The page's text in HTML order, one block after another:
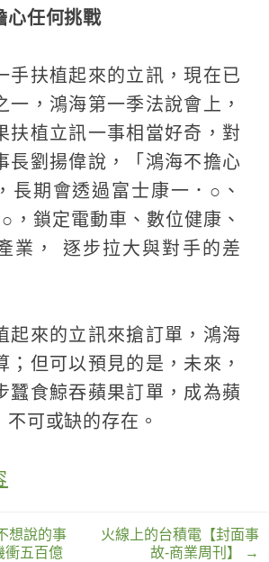
心任何挑戰
手扶植起來的立訊，現在已
一，鴻海第一季法說會上，
扶植立訊一事相當好奇，對
長劉揚偉說，「鴻海不擔心
長期會透過富士康一．○、
，鎖定電動車、數位健康、
業， 逐步拉大與對手的差
起來的立訊來搶訂單，鴻海
；但可以預見的是，未來，
蠶食鯨吞蘋果訂單，成為蘋
可或缺的存在。
想說的事
衝五百億
火線上的台積電【封面事
故-商業周刊】
→